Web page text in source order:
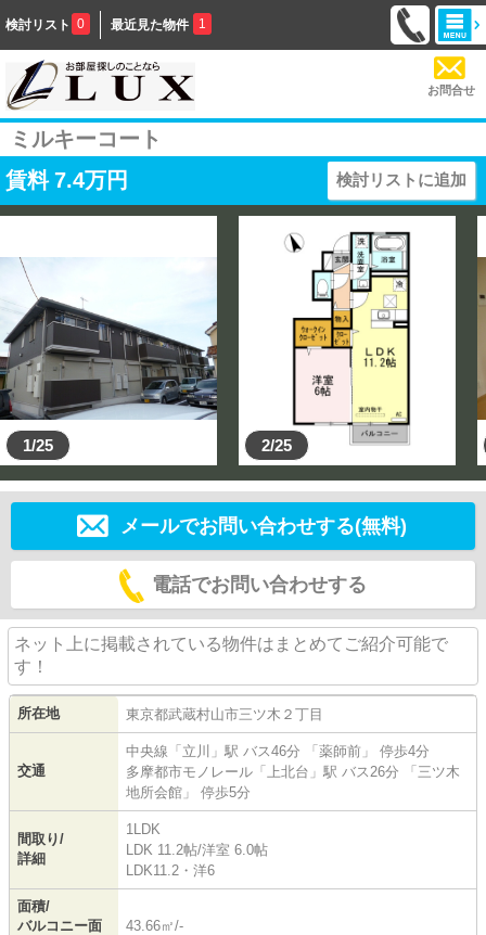
検討リスト 0 最近見た物件 1
お問合せ
ミルキーコート
賃料 7.4万円 検討リストに追加
1/25 2/25
メールでお問い合わせする(無料)
電話でお問い合わせする
ネット上に掲載されている物件はまとめてご紹介可能で
す！
所在地 東京都武蔵村山市三ツ木 ２丁目
交通
中央線 「立川 」駅 バス46分 「薬師前」 停歩4分
多摩都市モノレール 「 上北台 」駅 バス26分 「三ツ木
地所会館」 停歩5分
間取り/
詳細
1LDK
LDK 11.2帖/洋室 6.0帖
LDK11.2・洋6
面積/
バルコニー面
43.66㎡/-